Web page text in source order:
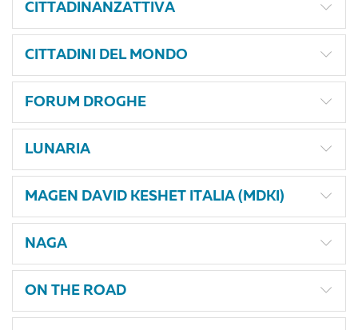
CITTADINANZATTIVA
CITTADINI DEL MONDO
FORUM DROGHE
LUNARIA
MAGEN DAVID KESHET ITALIA (MDKI)
NAGA
ON THE ROAD